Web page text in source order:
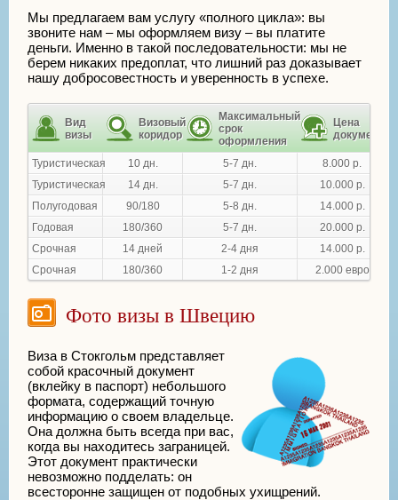
Мы предлагаем вам услугу «полного цикла»: вы
звоните нам – мы оформляем визу – вы платите
деньги. Именно в такой последовательности: мы не
берем никаких предоплат, что лишний раз доказывает
нашу добросовестность и уверенность в успехе.
Вид
визы
Визовый
коридор
Максимальный
срок
оформления
Цена
документа
Туристическая 10 дн. 5-7 дн.
8.000 р.
Туристическая
14 дн. 5-7 дн.
10.000 р.
Полугодовая
90/180 5-8 дн.
14.000 р.
Годовая
180/360 5-7 дн.
20.000 р.
Срочная
14 дней 2-4 дня
14.000 р.
Срочная
180/360 1-2 дня 2.000 евро
Фото визы в Швецию
Виза в Стокгольм представляет
собой красочный документ
(вклейку в паспорт) небольшого
формата, содержащий точную
информацию о своем владельце.
Она должна быть всегда при вас,
когда вы находитесь заграницей.
Этот документ практически
невозможно подделать: он
всесторонне защищен от подобных ухищрений.